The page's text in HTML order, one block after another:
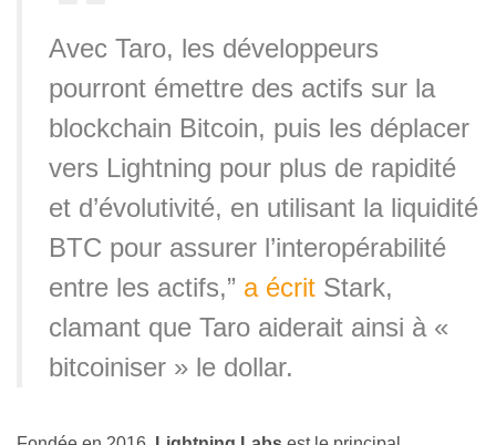
Avec Taro, les développeurs
pourront émettre des actifs sur la
blockchain Bitcoin, puis les déplacer
vers Lightning pour plus de rapidité
et d’évolutivité, en utilisant la liquidité
BTC pour assurer l’interopérabilité
entre les actifs,” a écrit Stark,
clamant que Taro aiderait ainsi à «
bitcoiniser » le dollar.